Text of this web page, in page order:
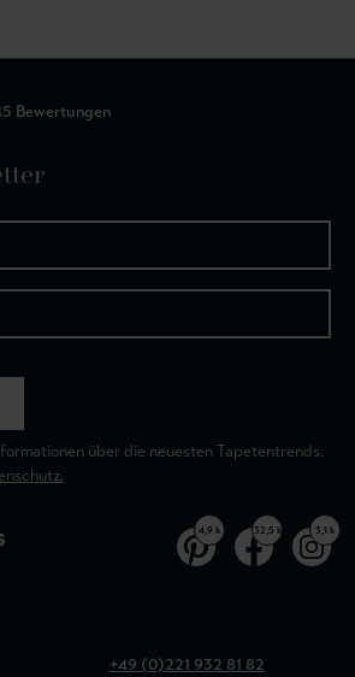
Bewertungen
über die neuesten Tapetentrends.
4,9 k 32,5 k 3,1 k
+49 (0)221 932 81 82